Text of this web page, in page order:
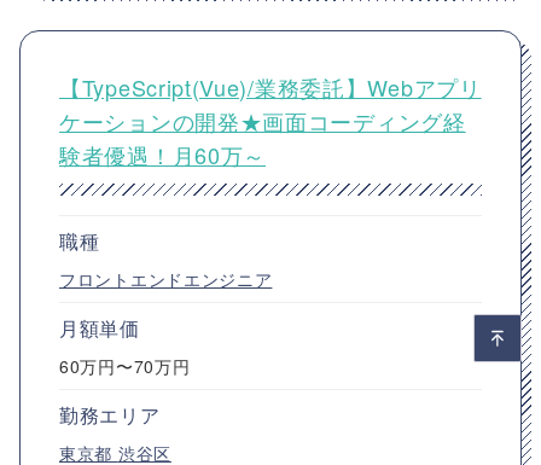
【TypeScript(Vue)/業務委託】Webアプリ
ケーションの開発★画面コーディング経
験者優遇！月60万～
職種
フロントエンドエンジニア
月額単価
60万円〜70万円
勤務エリア
東京都 渋谷区